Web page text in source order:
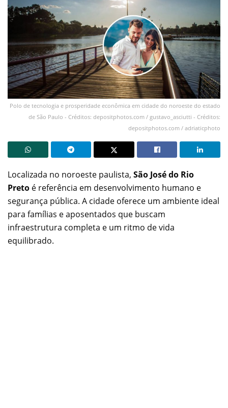
Polo de tecnologia e prosperidade econômica em cidade do noroeste do estado
de São Paulo - Créditos: depositphotos.com / gustavo_asciutti - Créditos:
depositphotos.com / adriaticphoto
Localizada no noroeste paulista, São José do Rio
Preto é referência em desenvolvimento humano e
segurança pública. A cidade oferece um ambiente ideal
para famílias e aposentados que buscam
infraestrutura completa e um ritmo de vida
equilibrado.